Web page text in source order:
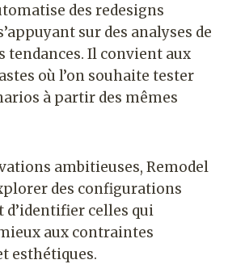
des redesigns
sur des analyses de
tendances. Il convient aux
où l’on souhaite tester
à partir des mêmes
ambitieuses, Remodel
des configurations
d’identifier celles qui
aux contraintes
esthétiques.